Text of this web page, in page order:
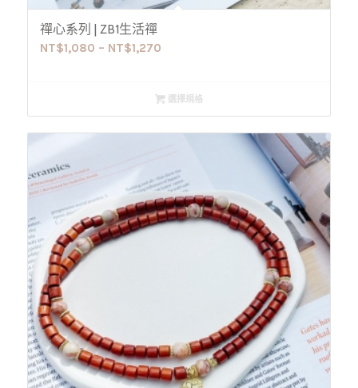
禪心系列 | ZB1生活禪
NT$1,080 – NT$1,270
選擇規格